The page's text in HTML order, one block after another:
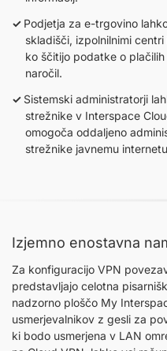
Podjetja za e-trgovino
skladišči, izpolnilnimi
ko ščitijo podatke o
naročil.
Sistemski administratorji
strežnike v Interspace
omogoča oddaljeno
strežnike javnemu
Izjemno enostavna
Za konfiguracijo VPN
predstavljajo celotna
nadzorno ploščo My
usmerjevalnikov z gesli za
ki bodo usmerjena v LAN